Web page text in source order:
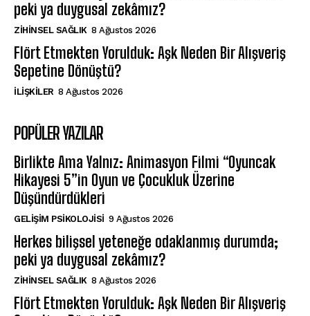
peki ya duygusal zekâmız?
ZIHINSEL SAĞLIK 8 Ağustos 2026
Flört Etmekten Yorulduk: Aşk Neden Bir Alışveriş
Sepetine Dönüştü?
İLIŞKILER 8 Ağustos 2026
POPÜLER YAZILAR
Birlikte Ama Yalnız: Animasyon Filmi “Oyuncak
Hikayesi 5”in Oyun ve Çocukluk Üzerine
Düşündürdükleri
GELIŞIM PSIKOLOJISI 9 Ağustos 2026
Herkes bilişsel yeteneğe odaklanmış durumda;
peki ya duygusal zekâmız?
ZIHINSEL SAĞLIK 8 Ağustos 2026
Flört Etmekten Yorulduk: Aşk Neden Bir Alışveriş